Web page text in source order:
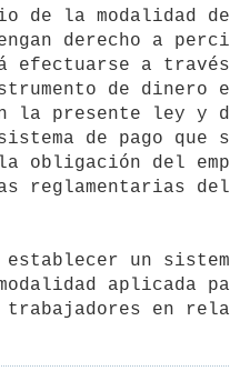
derecho a
efectuarse a
de
la presente ley y
de pago
obligación del
reglamentarias
aplicada
en